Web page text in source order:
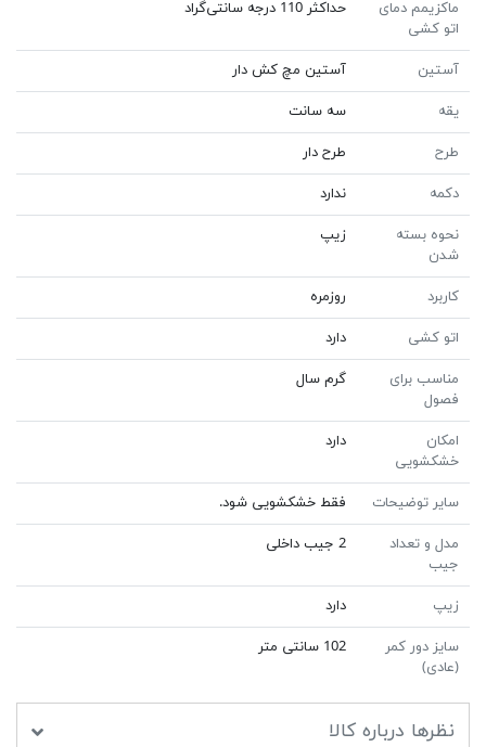
ماکزیمم دمای
اتو کشی
حداکثر 110 درجه سانتی‌گراد
آستین آستین مچ کش دار
یقه سه سانت
طرح طرح دار
دکمه ندارد
نحوه بسته
شدن
زیپ
کاربرد روزمره
اتو کشی دارد
مناسب برای
فصول
گرم سال
امکان
خشکشویی
دارد
سایر توضیحات فقط خشکشویی شود.
مدل و تعداد
جیب
2 جیب داخلی
زیپ دارد
سایز دور کمر
(عادی)
102 سانتی متر
نظرها درباره کالا